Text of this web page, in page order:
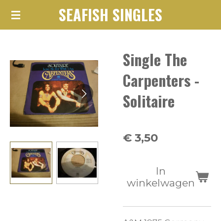
Ga
hoofdinhoud
SEAFISH SINGLES
Single The
Carpenters -
Solitaire
€ 3,50
In
winkelwagen